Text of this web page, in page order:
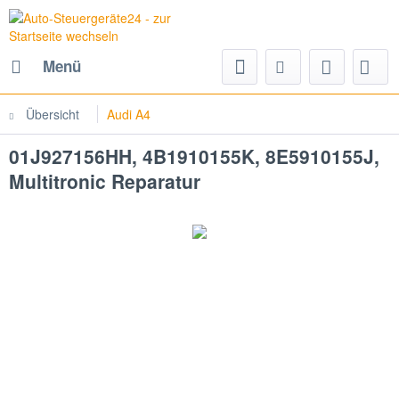
Menü
Übersicht Audi A4
01J927156HH, 4B1910155K, 8E5910155J,
Multitronic Reparatur